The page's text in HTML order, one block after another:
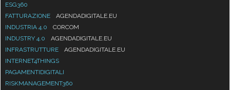
ESG360
FATTURAZIONE
AGENDADIGITALE.EU
INDUSTRIA 4.0
CORCOM
INDUSTRY 4.0
AGENDADIGITALE.EU
INFRASTRUTTURE
AGENDADIGITALE.EU
INTERNET4THINGS
PAGAMENTIDIGITALI
RISKMANAGEMENT360